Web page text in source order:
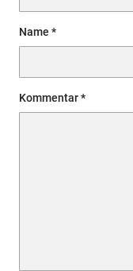
Name
Kommentar